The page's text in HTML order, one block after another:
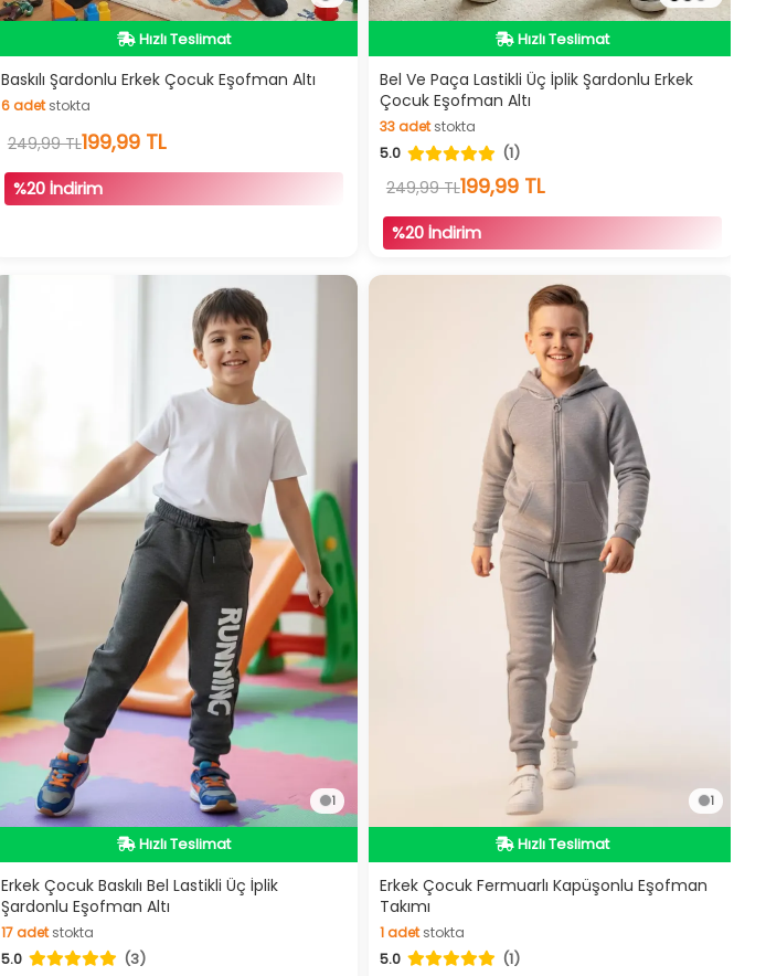
İndirimli Ürün
Hızlı Teslimat
Baskılı Şardonlu Erkek Çocuk Eşofman Altı
6adetstokta
6adetstokta
249,99 TL199,99 TL
%20 İndirim
İndirimli Ürün
Hızlı Teslimat
İndirimli Ürün
Bel Ve Paça Lastikli Üç İplik Şardonlu Erkek
Çocuk Eşofman Altı
33adetstokta
33adetstokta
5.0 (1)
249,99 TL199,99 TL
%20 İndirim
1
İndirimli Ürün
Hızlı Teslimat
İndirimli Ürün
Erkek Çocuk Baskılı Bel Lastikli Üç İplik
Şardonlu Eşofman Altı
17adetstokta
17adetstokta
5.0 (3)
1
İndirimli Ürün
Hızlı Teslimat
Erkek Çocuk Fermuarlı Kapüşonlu Eşofman
Takımı
1adetstokta
1adetstokta
5.0 (1)